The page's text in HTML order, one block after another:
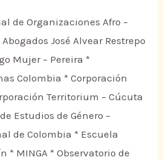
de Organizaciones Afro –
José Alvear Restrepo
Mujer – Pereira *
Colombia * Corporación
Territorium – Cúcuta
Estudios de Género –
de Colombia * Escuela
* MINGA * Observatorio de